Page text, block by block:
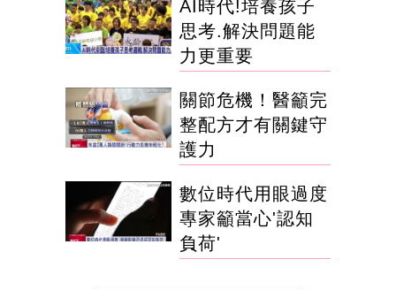
AI時代!培養孩子
思考.解決問題能
力更重要
關節危機！醫籲完
整配方才有關鍵守
護力
數位時代用眼過度
專家籲當心'認知
負荷'